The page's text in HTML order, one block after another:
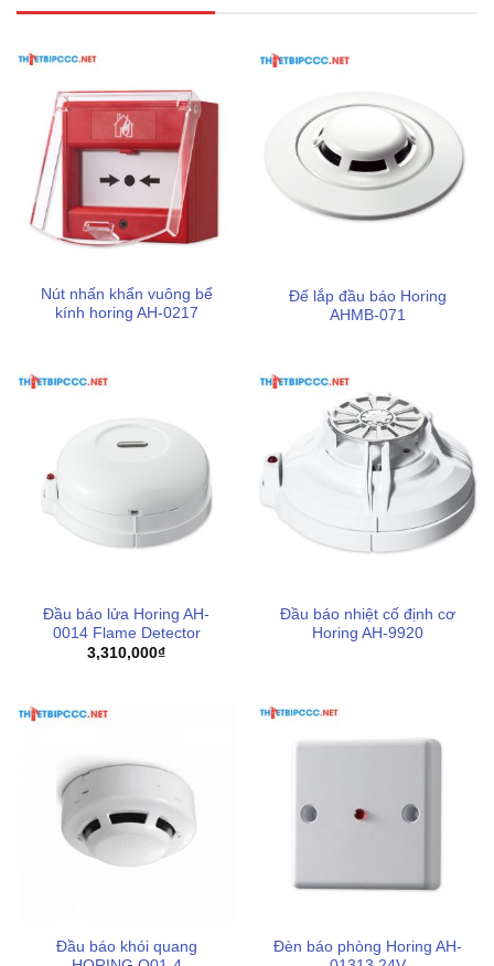
đồng hồ cho đến khi cảm thấy đầu báo rời khỏi đế.
Bảo quản định kỳ:
Sau khi sử dụng, nên lau sạch bụi
những lần sử dụng sau.
Sử dụng đúng mục tiêu:
Thiết bị được thiết kế tối ưu
cho đầu báo Horing, đối với các loại đầu báo gắn chìm
hoặc có thiết kế đặc biệt, cần kiểm tra độ tương thích
trước khi thao tác để tránh hư hại.
Mua thiết bị tháo đầu báo cháy Horing AH-
07152 uy tín
Nút nhấn khẩn vuông bể
kính horing AH-0217
Đế lắp đầu báo Horing
AHMB-071
Đầu báo lửa Horing AH-
0014 Flame Detector
3,310,000₫
Đầu báo nhiệt cố định cơ
Horing AH-9920
Đầu báo khói quang
Đèn báo phòng Horing AH-